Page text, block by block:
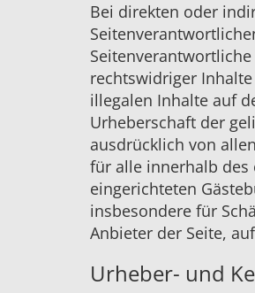
Bei direkten oder
rechtswidriger
illegalen Inhalte auf
Urheberschaft der
ausdrücklich von
für alle innerhalb des
eingerichteten
insbesondere für
Anbieter der Seite,
Urheber- und